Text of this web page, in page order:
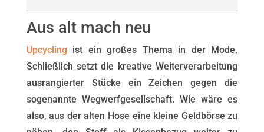
Aus alt mach neu
Upcycling ist ein großes Thema in der Mode.
Schließlich setzt die kreative Weiterverarbeitung
ausrangierter Stücke ein Zeichen gegen die
sogenannte Wegwerfgesellschaft. Wie wäre es
also, aus der alten Hose eine kleine Geldbörse zu